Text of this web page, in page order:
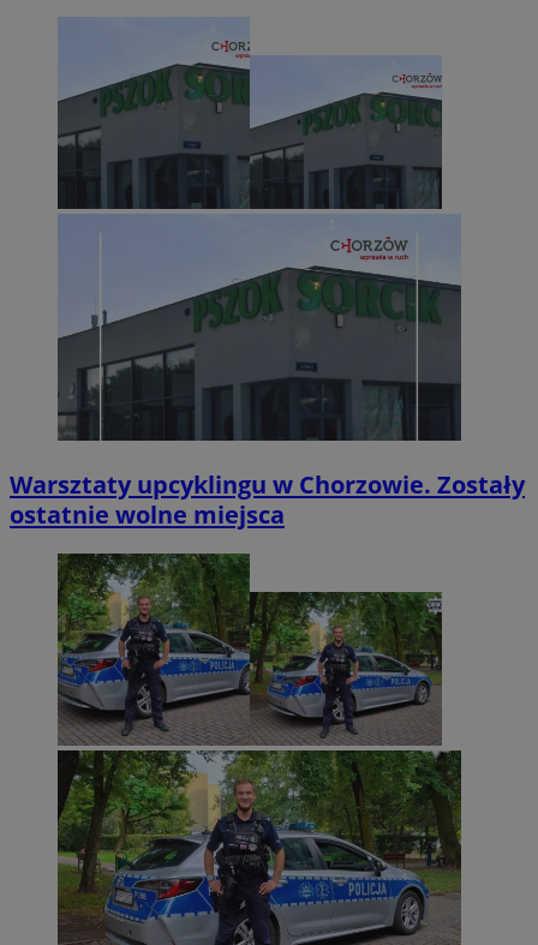
Warsztaty upcyklingu w Chorzowie. Zostały
ostatnie wolne miejsca